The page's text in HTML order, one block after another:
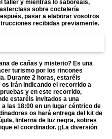
taller y mientras lo saboreáis,
sobre coctelería
pasar a elaborar vosotros
recibidas previamente.
de cañas y misterio? Es una
turismo por los rincones
Durante 2 horas, estaréis
irán indicando el recorrido a
y en este recorrido,
estaréis invitados a una
las 18:00 en un lugar céntrico de
os hará entrega del kit de
linterna de luz negra, sobres
el coordinador. ¡¡La diversión